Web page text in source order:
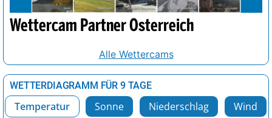
Wettercam Partner Österreich
Alle Wettercams
WETTERDIAGRAMM FÜR 9 TAGE
Temperatur Sonne Niederschlag Wind